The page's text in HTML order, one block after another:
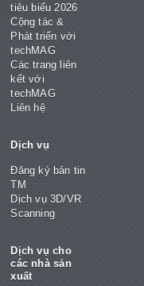
tiêu biểu 2026
Cộng tác &
Phát triển với
techMAG
Các trang liên
kết với
techMAG
Liên hệ
Dịch vụ
Đăng ký bản tin
TM
Dịch vụ 3D/VR
Scanning
Dịch vụ cho
các nhà sản
xuất